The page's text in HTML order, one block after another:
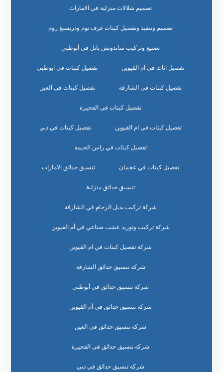
تصميم شلالات منزلية في الامارات
تصميم وتنفيذ وتفصيل كبتات غرف نوم ودريسنغ روم
تصنيع وتركيب ساندوتش بانل في أبوظبي
تفصيل اثاث في ام القيوين تفصيل كبتات في ابوظبي
تفصيل كبتات في الشارقة تفصيل كبتات في العين
تفصيل كبتات في الفجيرة
تفصيل كبتات في ام القيوين تفصيل كبتات في دبي
تفصيل كبتات في راس الخيمة
تفصيل كبتات في عجمان تنسيق حدائق الامارات
تنسيق حدائق منزلية
شركة تركيب بديل الرخام في الشارقة
شركة تركيب وتوريد عشب صناعي في أم القيوين
شركة تفصيل كبتات في ام القيوين
شركة تنسيق حدائق الشارقة
شركة تنسيق حدائق في أبوظبي
شركة تنسيق حدائق في أم القيوين
شركة تنسيق حدائق في العين
شركة تنسيق حدائق في الفجيرة
شركة تنسيق حدائق في دبي